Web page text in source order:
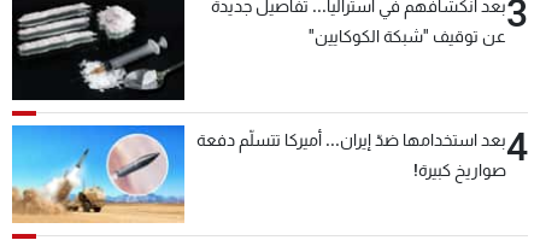
3بعد انكشافهم في أستراليا... تفاصيل جديدة
عن توقيف "شبكة الكوكايين"
4بعد استخدامها ضدّ إيران... أميركا تتسلّم دفعة
صواريخ كبيرة!